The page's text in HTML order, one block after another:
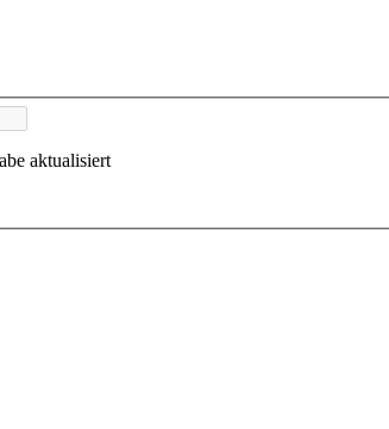
aktualisiert